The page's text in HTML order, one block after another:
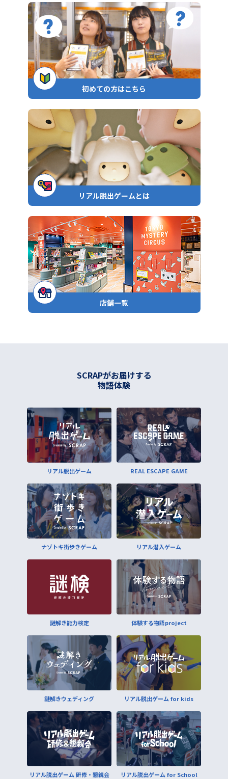
初めての方はこちら
リアル脱出ゲームとは
店舗一覧
SCRAPがお届けする
物語体験
リアル脱出ゲーム REAL ESCAPE GAME
ナゾトキ街歩きゲーム リアル潜入ゲーム
謎解き能力検定 体験する物語project
謎解きウェディング リアル脱出ゲーム for kids
リアル脱出ゲーム 研修・懇親会 リアル脱出ゲーム for School